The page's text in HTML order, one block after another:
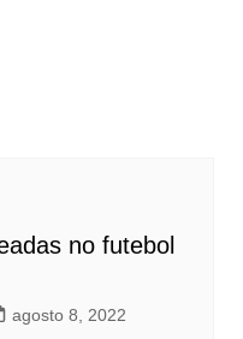
no futebol
agosto 8, 2022